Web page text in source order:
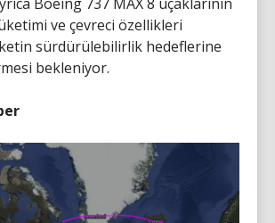
ve çevreci özellikleri
sürdürülebilirlik hedeflerine
bekleniyor.